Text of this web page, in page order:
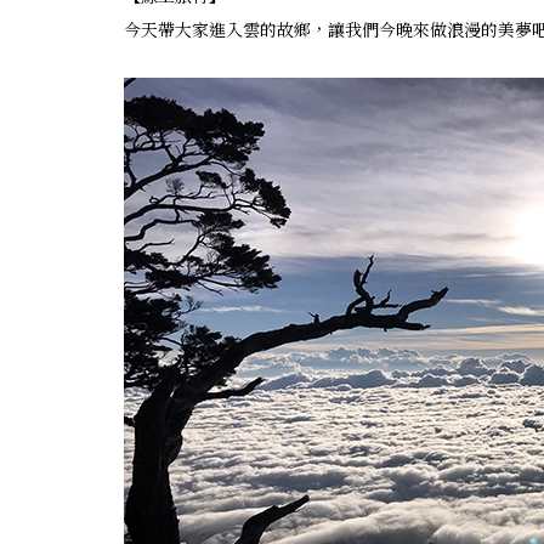
今天帶大家進入雲的故鄉，讓我們今晚來做浪漫的美夢